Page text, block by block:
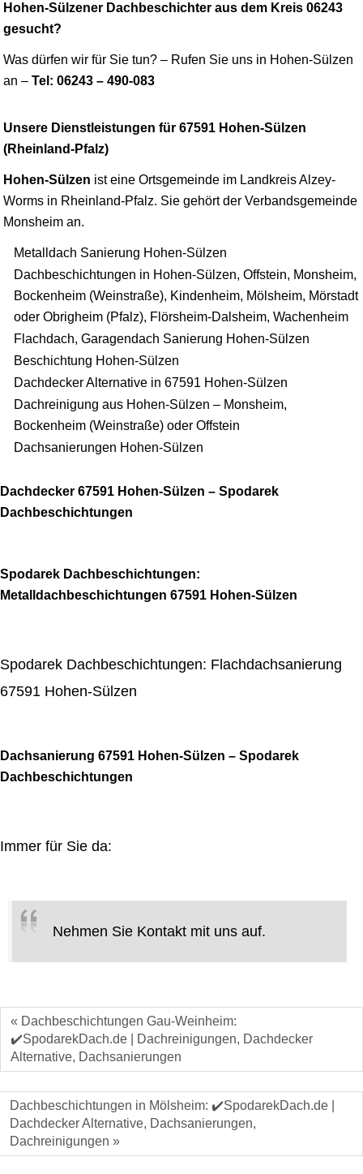
Hohen-Sülzener Dachbeschichter aus dem Kreis 06243
gesucht?
Was dürfen wir für Sie tun? – Rufen Sie uns in Hohen-Sülzen
an – Tel: 06243 – 490-083
Unsere Dienstleistungen für 67591 Hohen-Sülzen
(Rheinland-Pfalz)
Hohen-Sülzen ist eine Ortsgemeinde im LandkreisAlzey-
Worms in Rheinland-Pfalz. Sie gehört der Verbandsgemeinde
Monsheim an.
Metalldach Sanierung Hohen-Sülzen
Dachbeschichtungen in Hohen-Sülzen, Offstein, Monsheim,
Bockenheim (Weinstraße), Kindenheim, Mölsheim, Mörstadt
oder Obrigheim (Pfalz), Flörsheim-Dalsheim, Wachenheim
Flachdach, Garagendach Sanierung Hohen-Sülzen
Beschichtung Hohen-Sülzen
Dachdecker Alternative in 67591 Hohen-Sülzen
Dachreinigung aus Hohen-Sülzen – Monsheim,
Bockenheim (Weinstraße) oder Offstein
Dachsanierungen Hohen-Sülzen
Dachdecker 67591 Hohen-Sülzen – Spodarek
Dachbeschichtungen
Spodarek Dachbeschichtungen:
Metalldachbeschichtungen 67591 Hohen-Sülzen
Spodarek Dachbeschichtungen: Flachdachsanierung
67591 Hohen-Sülzen
Dachsanierung 67591 Hohen-Sülzen – Spodarek
Dachbeschichtungen
Immer für Sie da:
Nehmen Sie Kontakt mit uns auf.
« Dachbeschichtungen Gau-Weinheim:
✔️SpodarekDach.de | Dachreinigungen, Dachdecker
Alternative, Dachsanierungen
Dachbeschichtungen in Mölsheim: ✔️SpodarekDach.de |
Dachdecker Alternative, Dachsanierungen,
Dachreinigungen »